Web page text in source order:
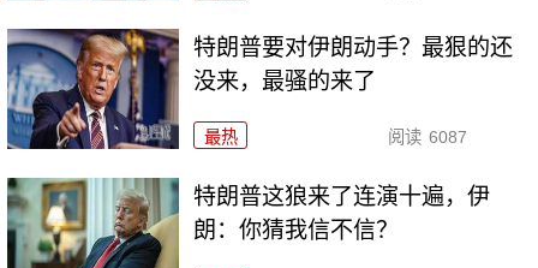
特朗普要对伊朗动手？最狠的还
没来，最骚的来了
最热 阅读 6087
特朗普这狼来了连演十遍，伊
朗：你猜我信不信？